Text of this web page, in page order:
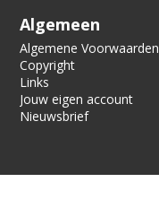
Algemeen
Algemene Voorwaarden
Copyright
Links
Jouw eigen account
Nieuwsbrief